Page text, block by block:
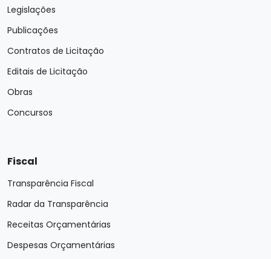
Legislações
Publicações
Contratos de Licitação
Editais de Licitação
Obras
Concursos
Fiscal
Transparência Fiscal
Radar da Transparência
Receitas Orçamentárias
Despesas Orçamentárias